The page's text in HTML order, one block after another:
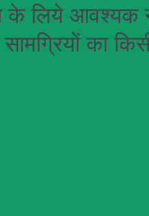
के लिये आवश्यक
का